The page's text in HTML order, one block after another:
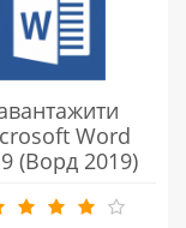
Word
(Ворд 2019)